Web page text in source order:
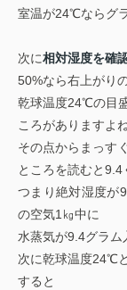
室温が24℃ならグ
次に相対湿度を確
50%なら右上がり
乾球温度24℃の目
ころがありますよ
その点からまっす
ところを読むと9.4
つまり絶対湿度が
の空気1㎏中に
水蒸気が9.4グラム
次に乾球温度24℃
すると